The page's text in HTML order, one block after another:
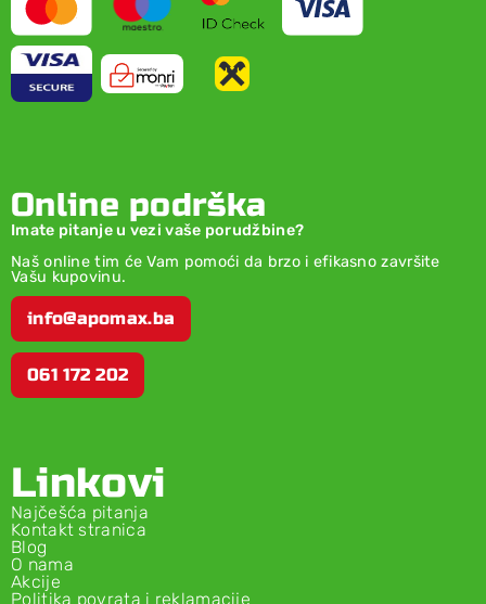
Online podrška
Imate pitanje u vezi vaše porudžbine?
Naš online tim će Vam pomoći da brzo i efikasno završite
Vašu kupovinu.
info@apomax.ba
061 172 202
Linkovi
Najčešća pitanja
Kontakt stranica
Blog
O nama
Akcije
Politika povrata i reklamacije